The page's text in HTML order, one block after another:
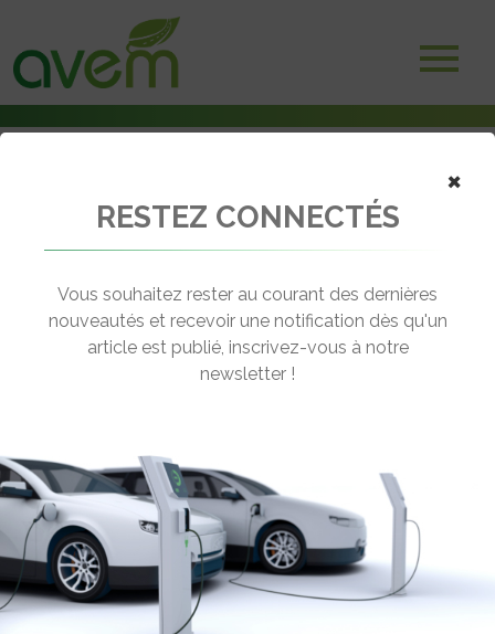
Collectivités et institutionnels
Ville de Sainte Maxime
Boulevard des Mimosas
83120 Sainte Maxime
04 94 79 42 42
×
RESTEZ CONNECTÉS
Vous souhaitez rester au courant des dernières
nouveautés et recevoir une notification dès qu'un
article est publié, inscrivez-vous à notre
newsletter !